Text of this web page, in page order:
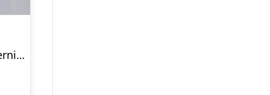
FREDE HOST – Terninger – Blue White